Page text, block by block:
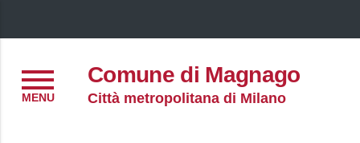
Comune di Magnago
Città metropolitana di Milano